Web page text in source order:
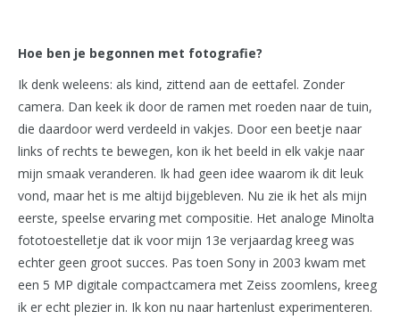
Hoe ben je begonnen met fotografie?
Ik denk weleens: als kind, zittend aan de eettafel. Zonder
camera. Dan keek ik door de ramen met roeden naar de tuin,
die daardoor werd verdeeld in vakjes. Door een beetje naar
links of rechts te bewegen, kon ik het beeld in elk vakje naar
mijn smaak veranderen. Ik had geen idee waarom ik dit leuk
vond, maar het is me altijd bijgebleven. Nu zie ik het als mijn
eerste, speelse ervaring met compositie. Het analoge Minolta
fototoestelletje dat ik voor mijn 13e verjaardag kreeg was
echter geen groot succes. Pas toen Sony in 2003 kwam met
een 5 MP digitale compactcamera met Zeiss zoomlens, kreeg
ik er echt plezier in. Ik kon nu naar hartenlust experimenteren.